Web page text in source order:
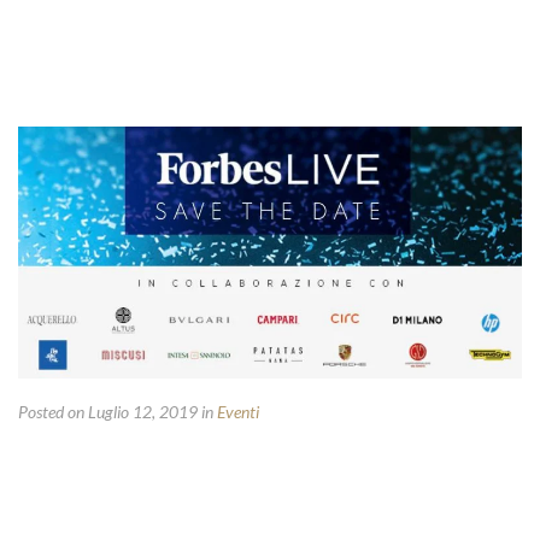
Posted on Luglio 12, 2019 in Eventi